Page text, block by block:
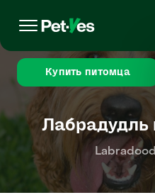
Купить питомца